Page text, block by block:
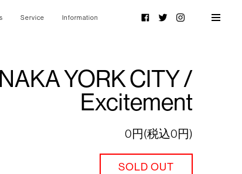
Service Information
YORK CITY /
Excitement
0円(税込0円)
SOLD OUT